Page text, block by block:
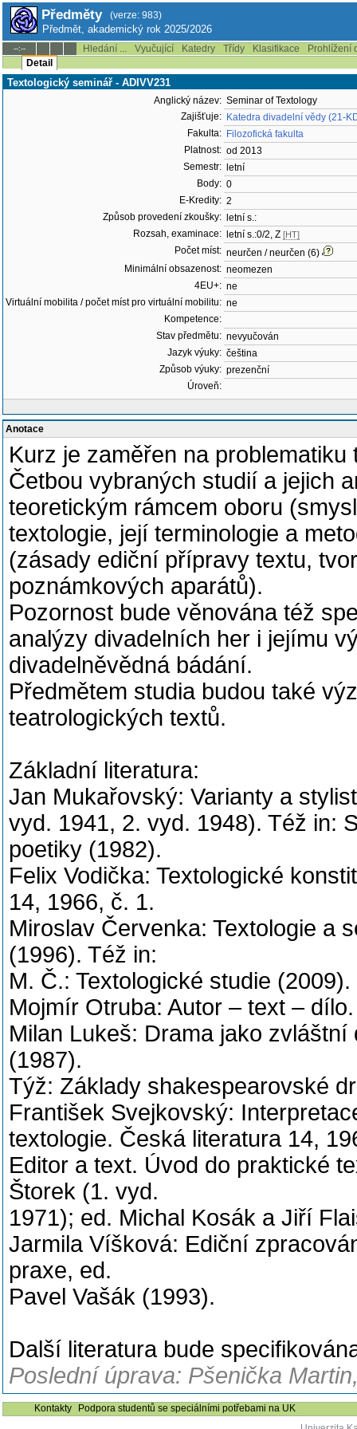
Předměty (verze: 983)
Předmět, akademický rok 2025/2026
--:-- Hledání ... Vyučující Katedry Třídy Klasifikace
Prohlížení
Detail
Textologický seminář - ADIVV231
Anglický název: Seminar of Textology
Zajišťuje: Katedra divadelní vědy (21-
Fakulta: Filozofická fakulta
Platnost: od 2013
Semestr:
letní
Body: 0
E-Kredity: 2
Způsob provedení zkoušky:
letní s.:
Rozsah, examinace:
letní s.:0/2, Z [HT]
Počet míst: neurčen / neurčen (6)
Minimální obsazenost: neomezen
4EU+: ne
Virtuální mobilita / počet míst pro virtuální mobilitu: ne
Kompetence:
Stav předmětu: nevyučován
Jazyk výuky: čeština
Způsob výuky: prezenční
Úroveň:
Anotace
Kurz je zaměřen na problematiku
Četbou vybraných studií a jejich
teoretickým rámcem oboru
textologie, její terminologie a
(zásady ediční přípravy textu,
poznámkových aparátů).
Pozornost bude věnována též
analýzy divadelních her i jejímu
divadelněvědná bádání.
Předmětem studia budou také
teatrologických textů.
Základní literatura:
Jan Mukařovský: Varianty a
vyd. 1941, 2. vyd. 1948). Též in:
poetiky (1982).
Felix Vodička: Textologické
14, 1966, č. 1.
Miroslav Červenka: Textologie a
(1996). Též in:
M. Č.: Textologické studie (2009).
Mojmír Otruba: Autor – text –
Milan Lukeš: Drama jako
(1987).
Týž: Základy shakespearovské
František Svejkovský:
textologie. Česká literatura 14,
Editor a text. Úvod do praktické
Štorek (1. vyd.
1971); ed. Michal Kosák a Jiří
Jarmila Víšková: Ediční
praxe, ed.
Pavel Vašák (1993).
Další literatura bude
Poslední úprava: Pšenička
Kontakty
Podpora studentů se speciálními potřebami na UK